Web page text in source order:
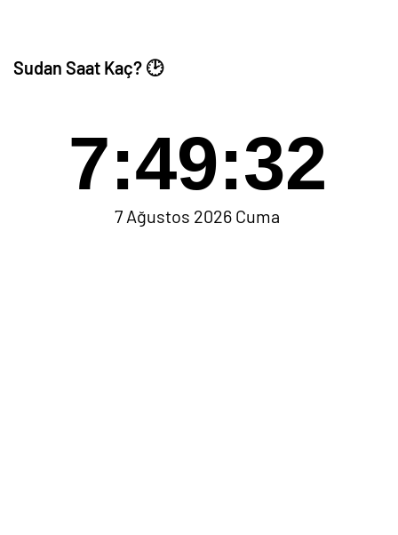
Sudan Saat Kaç? 🕑
7:49:32
7 Ağustos 2026 Cuma